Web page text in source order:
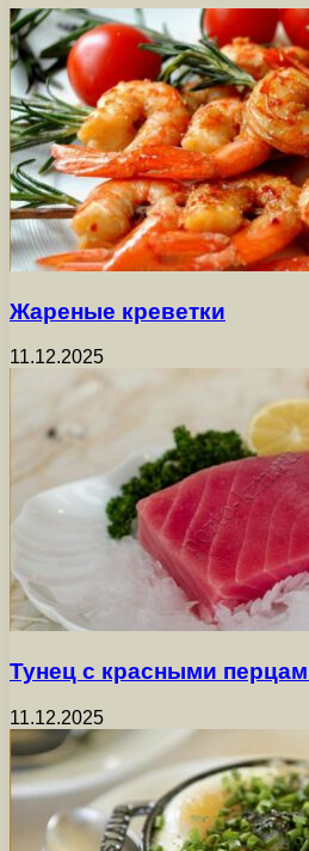
Жареные креветки
11.12.2025
Тунец с красными
11.12.2025